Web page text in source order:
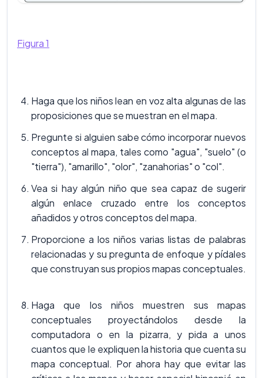
Figura 1
Haga que los niños lean en voz alta algunas de las
proposiciones que se muestran en el mapa.
Pregunte si alguien sabe cómo incorporar nuevos
conceptos al mapa, tales como "agua", "suelo" (o
"tierra"), "amarillo", "olor", "zanahorias" o "col".
Vea si hay algún niño que sea capaz de sugerir
algún enlace cruzado entre los conceptos
añadidos y otros conceptos del mapa.
Proporcione a los niños varias listas de palabras
relacionadas y su pregunta de enfoque y pídales
que construyan sus propios mapas conceptuales.
Haga que los niños muestren sus mapas
conceptuales proyectándolos desde la
computadora o en la pizarra, y pida a unos
cuantos que le expliquen la historia que cuenta su
mapa conceptual. Por ahora hay que evitar las